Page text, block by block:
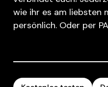
wie ihr es am liebsten
persönlich. Oder per